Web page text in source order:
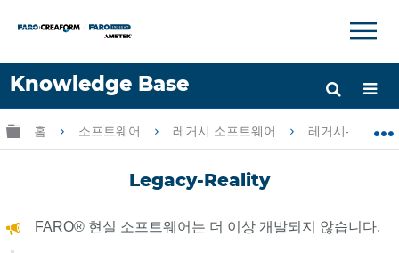
Knowledge Base
언어
도움 받기 로그인
×
글로벌 계층 확장/축소
홈 소프트웨어 레거시 소프트웨어 레거시-FARO
Legacy-Reality
FARO® 현실 소프트웨어는 더 이상 개발되지 않습니다.